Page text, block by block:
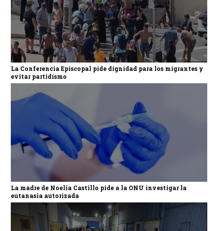
La Conferencia Episcopal pide dignidad para los migrantes y
evitar partidismo
La madre de Noelia Castillo pide a la ONU investigar la
eutanasia autorizada